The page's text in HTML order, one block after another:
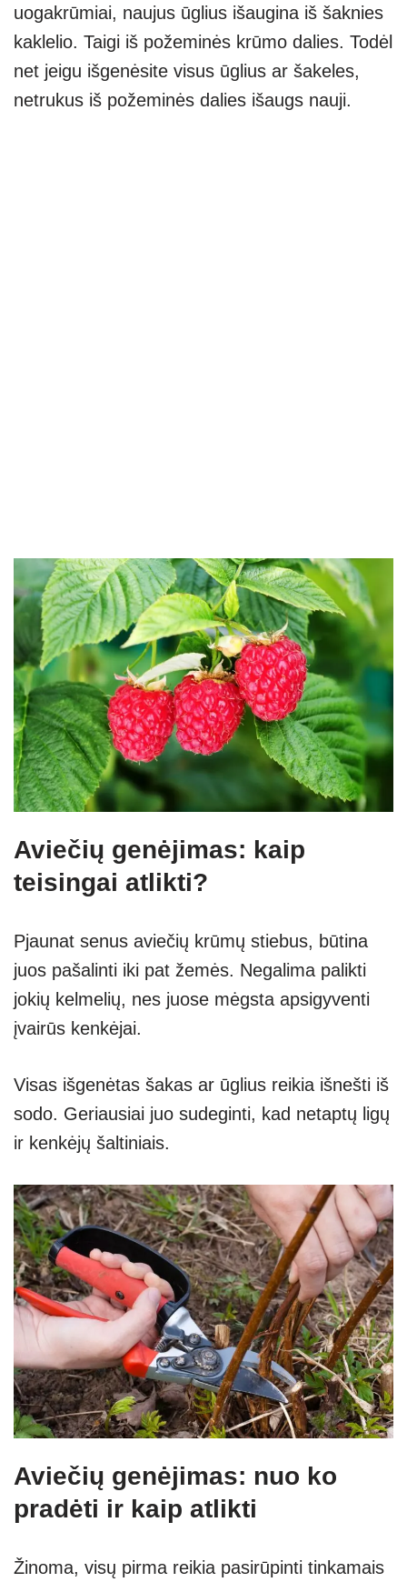
uogakrūmiai, naujus ūglius išaugina iš šaknies
kaklelio. Taigi iš požeminės krūmo dalies. Todėl
net jeigu išgenėsite visus ūglius ar šakeles,
netrukus iš požeminės dalies išaugs nauji.
Aviečių genėjimas: kaip
teisingai atlikti?
Pjaunat senus aviečių krūmų stiebus, būtina
juos pašalinti iki pat žemės. Negalima palikti
jokių kelmelių, nes juose mėgsta apsigyventi
įvairūs kenkėjai.
Visas išgenėtas šakas ar ūglius reikia išnešti iš
sodo. Geriausiai juo sudeginti, kad netaptų ligų
ir kenkėjų šaltiniais.
Aviečių genėjimas: nuo ko
pradėti ir kaip atlikti
Žinoma, visų pirma reikia pasirūpinti tinkamais